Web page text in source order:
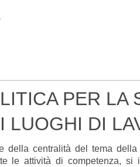
PER LA
LUOGHI DI
della centralità del tema
le attività di competenza, si